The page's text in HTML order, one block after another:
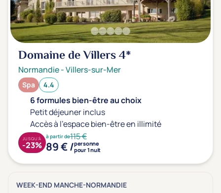
Domaine de Villers4*
Normandie-Villers-sur-Mer
Spa 4.4
6 formules bien-être au choix
Petit déjeuner inclus
Accès à l'espace bien-être en illimité
à partir de115 €
89 € /personne
pour 1 nuit
JUSQU'À
-23%
WEEK-END MANCHE-NORMANDIE